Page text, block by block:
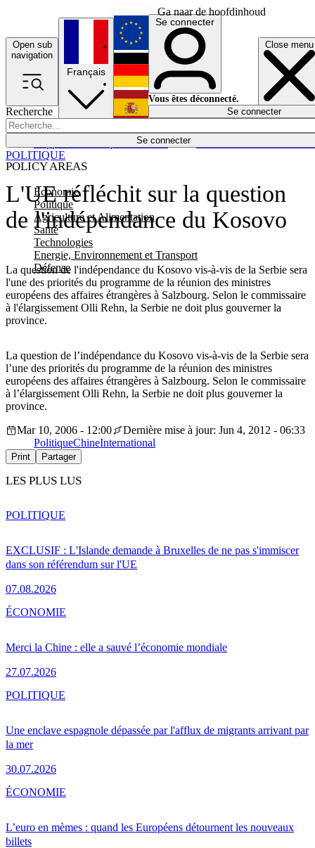
Ga naar de hoofdinhoud
Open sub
navigation
Close menu
Recherche
Se connecter
POLICY AREAS
Economie
Politique
Agriculture et Alimentation
Santé
Technologies
Energie, Environnement et Transport
Défense
Économie
Français
English
Deutsch
Español
Se connecter
Vous êtes déconnecté.
Se connecter
L'UE réfléchit sur la question
de l'indépendance du Kosovo
La question de l'indépendance du Kosovo vis-à-vis de la Serbie sera
l'une des priorités du programme de la réunion des ministres
européens des affaires étrangères à Salzbourg. Selon le commissaire
à l'élargissement Olli Rehn, la Serbie ne doit plus gouverner la
province.
POLITIQUE
La question de l’indépendance du Kosovo vis-à-vis de la Serbie sera
l’une des priorités du programme de la réunion des ministres
européens des affaires étrangères à Salzbourg. Selon le commissaire
à l’élargissement Olli Rehn, la Serbie ne doit plus gouverner la
province.
Mar 10, 2006 - 12:00
Dernière mise à jour: Jun 4, 2012 - 06:33
PolitiqueChineInternational
Print Partager
LES PLUS LUS
EXCLUSIF : L'Islande demande à Bruxelles de ne pas s'immiscer
dans son référendum sur l'UE
07.08.2026
POLITIQUE
Merci la Chine : elle a sauvé l’économie mondiale
27.07.2026
ÉCONOMIE
Une enclave espagnole dépassée par l'afflux de migrants arrivant par
la mer
30.07.2026
POLITIQUE
L’euro en mèmes : quand les Européens détournent les nouveaux
billets
ÉCONOMIE